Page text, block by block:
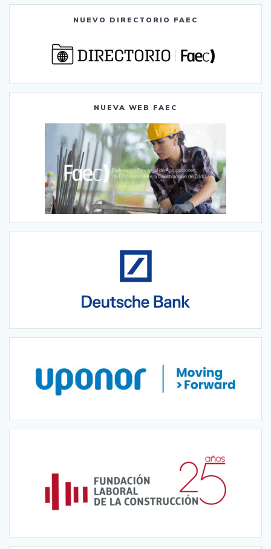
NUEVO DIRECTORIO FAEC
NUEVA WEB FAEC